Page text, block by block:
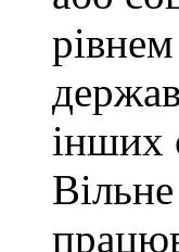
інших